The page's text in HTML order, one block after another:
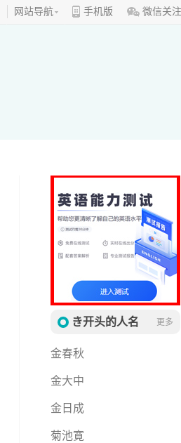
网站导航 手机版 微信关注
き开头的人名 更多
金春秋
金大中
金日成
菊池寛